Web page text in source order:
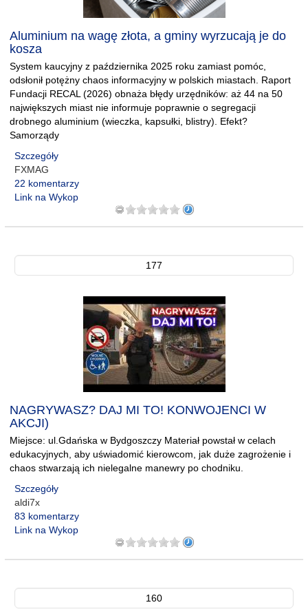
Aluminium na wagę złota, a gminy wyrzucają je do
kosza
System kaucyjny z października 2025 roku zamiast pomóc,
odsłonił potężny chaos informacyjny w polskich miastach. Raport
Fundacji RECAL (2026) obnaża błędy urzędników: aż 44 na 50
największych miast nie informuje poprawnie o segregacji
drobnego aluminium (wieczka, kapsułki, blistry). Efekt?
Samorządy
Szczegóły
FXMAG
22 komentarzy
Link na Wykop
177
NAGRYWASZ? DAJ MI TO! KONWOJENCI W
AKCJI)
Miejsce: ul.Gdańska w Bydgoszczy Materiał powstał w celach
edukacyjnych, aby uświadomić kierowcom, jak duże zagrożenie i
chaos stwarzają ich nielegalne manewry po chodniku.
Szczegóły
aldi7x
83 komentarzy
Link na Wykop
160